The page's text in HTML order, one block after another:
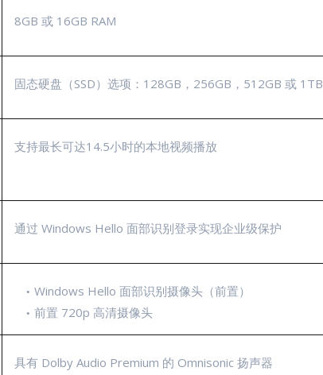
8GB 或 16GB RAM
固态硬盘（SSD）选项：128GB，256GB，512GB 或 1TB
支持最长可达14.5小时的本地视频播放
通过 Windows Hello 面部识别登录实现企业级保护
Windows Hello 面部识别摄像头（前置）
前置 720p 高清摄像头
具有 Dolby Audio Premium 的 Omnisonic 扬声器